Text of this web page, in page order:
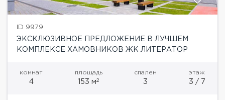
ID 9979
ЭКСКЛЮЗИВНОЕ ПРЕДЛОЖЕНИЕ В ЛУЧШЕМ
КОМПЛЕКСЕ ХАМОВНИКОВ ЖК ЛИТЕРАТОР
комнат
4
площадь
153 м2
спален
3
этаж
3 / 7